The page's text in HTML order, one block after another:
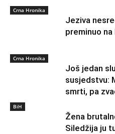
Crna Hronika
Jeziva
preminuo
Crna Hronika
Još jedan
susjedstvu:
smrti, pa
BiH
Žena
Siledžija ju